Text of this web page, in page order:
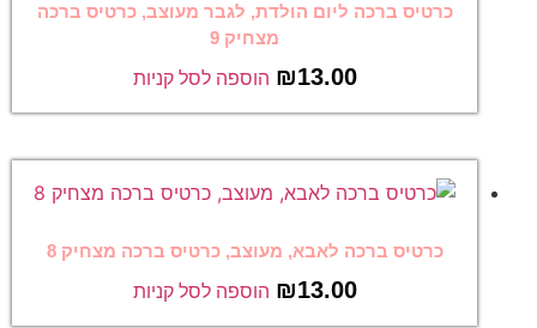
כרטיס ברכה ליום הולדת, לגבר מעוצב, כרטיס ברכה
מצחיק 9
₪13.00 הוספה לסל קניות
כרטיס ברכה לאבא, מעוצב, כרטיס ברכה מצחיק 8
₪13.00 הוספה לסל קניות